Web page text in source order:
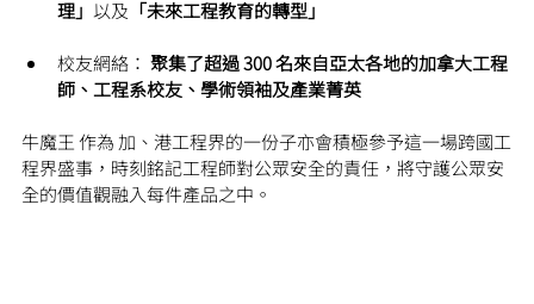
理」以及 「未來工程教育的轉型」
校友網絡： 聚集了超過 300 名來自亞太各地的加拿大工程
師、工程系校友、學術領袖及產業菁英
牛魔王 作為 加、港工程界的一份子亦會積極參予這一場跨國工
程界盛事，時刻銘記工程師對公眾安全的責任，將守護公眾安
全的價值觀融入每件產品之中。